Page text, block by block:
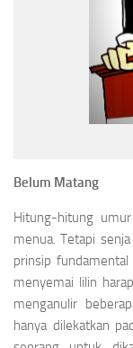
Belum Matang
Hitung-hitung
menua. Tetapi
prinsip fundamental
menyemai lilin
menganulir
hanya dilekatkan